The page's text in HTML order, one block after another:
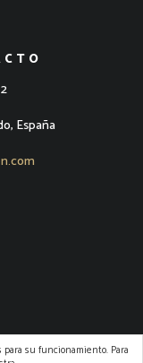
España
su funcionamiento. Para